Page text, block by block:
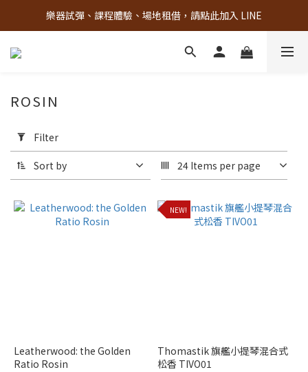
古亭門市 + 先進音樂教室週末假日皆有營業
樂器試彈、課程體驗、場地租借，請點此加入 LINE
古亭門市 + 先進音樂教室週末假日皆有營業
Filter
(0/20)
Leatherwood
響
(1)
ROSIN
Filter
Sort by 24 Items per page
Leatherwood: the Golden
Ratio Rosin
NEW!
Thomastik 旗艦小提琴混合式
松香 TIVO01